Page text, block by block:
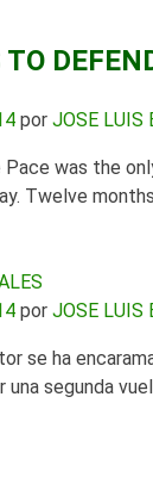
TO
por JOSE LUIS
Pace was the
Twelve
por JOSE LUIS
se ha
segunda